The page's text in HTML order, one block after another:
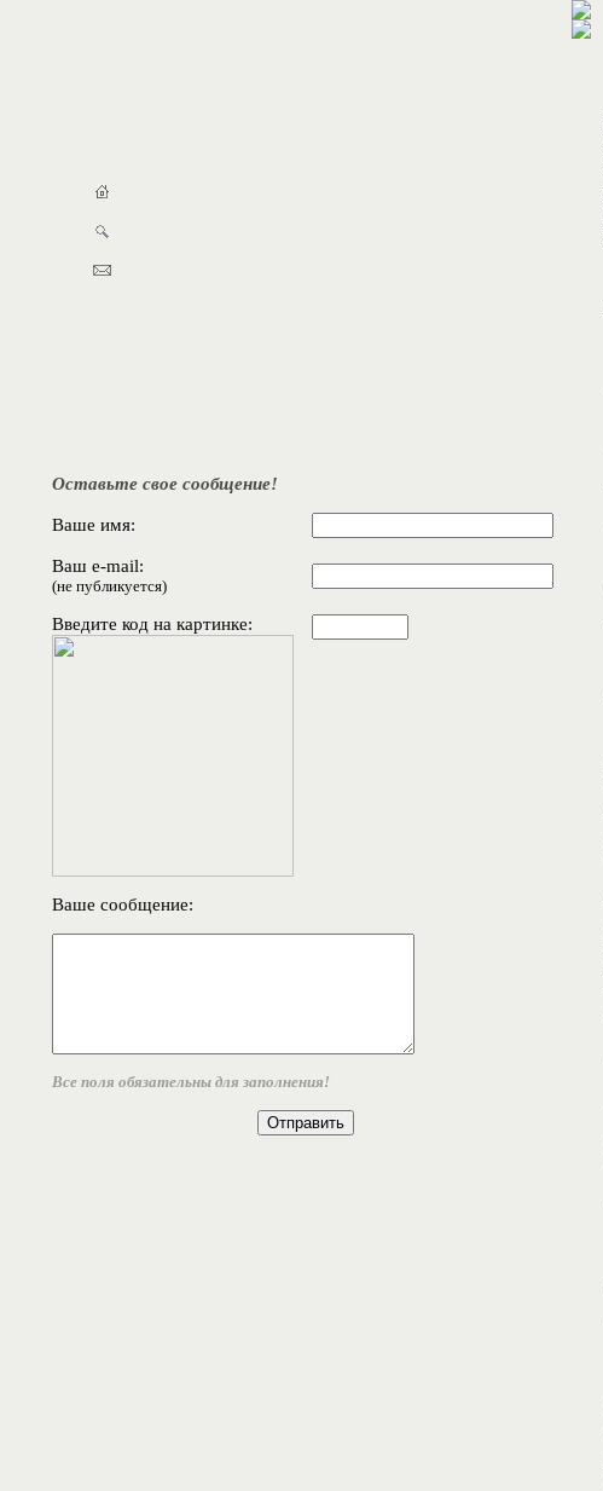
Оставьте свое сообщение!
Ваше имя:
Ваш e-mail:
(не публикуется)
Введите код на картинке:
Ваше сообщение:
Все поля обязательны для заполнения!